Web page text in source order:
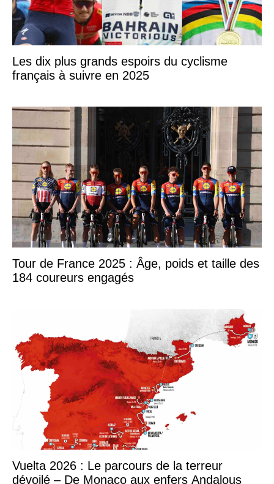
Les dix plus grands espoirs du cyclisme
français à suivre en 2025
Tour de France 2025 : Âge, poids et taille des
184 coureurs engagés
Vuelta 2026 : Le parcours de la terreur
dévoilé – De Monaco aux enfers Andalous